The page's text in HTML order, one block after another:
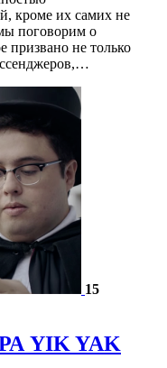
кроме их самих не
поговорим о
призвано не только
15
YIK YAK